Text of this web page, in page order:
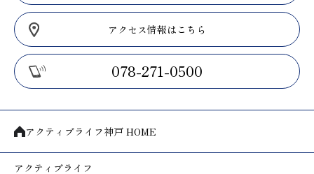
アクセス情報はこちら
078-271-0500
アクティブライフ神戸 HOME
アクティブライフ